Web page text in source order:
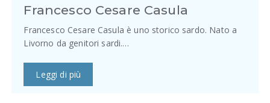
Francesco Cesare Casula
Francesco Cesare Casula è uno storico sardo. Nato a
Livorno da genitori sardi.…
Leggi di più